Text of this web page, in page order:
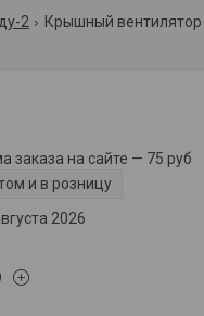
2 Крышный
заказа на сайте — 75 руб
и в розницу
2026